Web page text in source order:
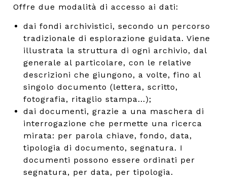
Offre due modalità di accesso ai dati:
dai fondi archivistici, secondo un percorso
tradizionale di esplorazione guidata. Viene
illustrata la struttura di ogni archivio, dal
generale al particolare, con le relative
descrizioni che giungono, a volte, fino al
singolo documento (lettera, scritto,
fotografia, ritaglio stampa...);
dai documenti, grazie a una maschera di
interrogazione che permette una ricerca
mirata: per parola chiave, fondo, data,
tipologia di documento, segnatura. I
documenti possono essere ordinati per
segnatura, per data, per tipologia.